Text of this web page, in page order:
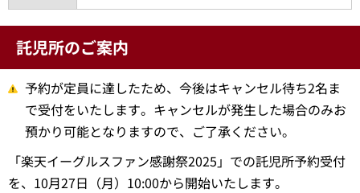
託児所のご案内
予約が定員に達したため、今後はキャンセル待ち2名ま
で受付をいたします。キャンセルが発生した場合のみお
預かり可能となりますので、ご了承ください。
「楽天イーグルスファン感謝祭2025」での託児所予約受付
を、10月27日（月）10:00から開始いたします。